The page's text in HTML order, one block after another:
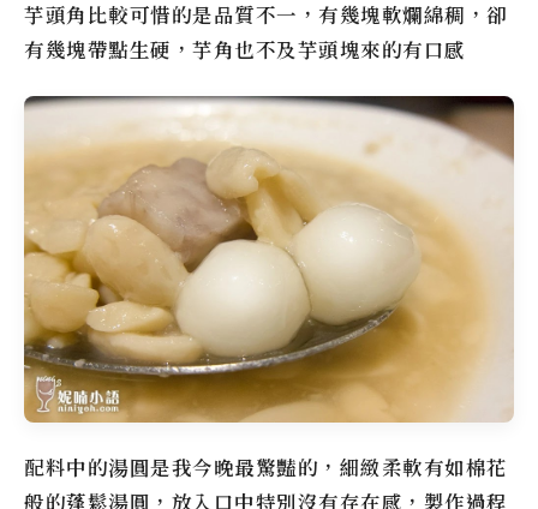
芋頭角比較可惜的是品質不一，有幾塊軟爛綿稠，卻
有幾塊帶點生硬，芋角也不及芋頭塊來的有口感
配料中的湯圓是我今晚最驚豔的，細緻柔軟有如棉花
般的蓬鬆湯圓，放入口中特別沒有存在感，製作過程